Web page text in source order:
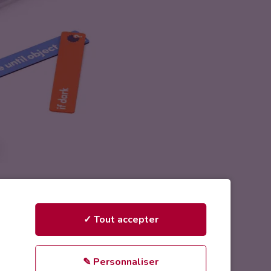
✓ Tout accepter
✎ Personnaliser